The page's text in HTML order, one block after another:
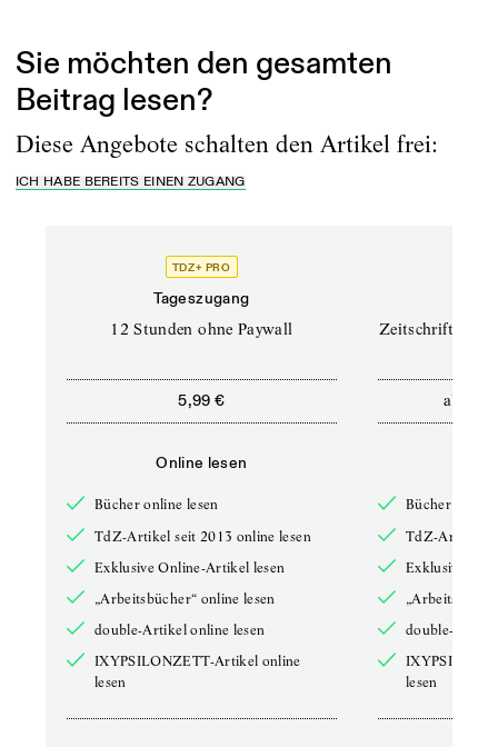
Sie möchten den gesamten
Beitrag lesen?
Diese Angebote schalten den Artikel frei:
ICH HABE BEREITS EINEN ZUGANG
TDZ+ PRO
Tageszugang
12 Stunden ohne Paywall
5,99 €
Online lesen
Bücher online lesen
TdZ-Artikel seit 2013 online lesen
Exklusive Online-Artikel lesen
„Arbeitsbücher“ online lesen
double-Artikel online lesen
IXYPSILONZETT-Artikel online
lesen
Zeitschriften
ab
Bücher online
TdZ-Artikel
Exklusive
double-
lesen